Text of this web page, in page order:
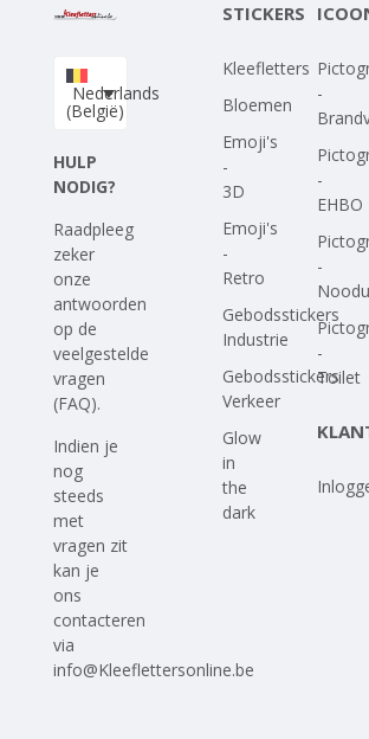
Upload je eigen ontwerp
Corona Covid-19
Nederlands
(België)
HULP
NODIG?
Raadpleeg
zeker
onze
antwoorden
op de
veelgestelde
vragen
(FAQ).
Indien je
nog
steeds
met
vragen zit
kan je
ons
contacteren
via
info@Kleeflettersonline.be
STICKERS
Kleefletters
Bloemen
Emoji's
-
3D
Emoji's
-
Retro
Gebodsstickers
Industrie
Gebodsstickers
Verkeer
Glow
in
the
dark
-
-
EHBO
-
-
Toilet